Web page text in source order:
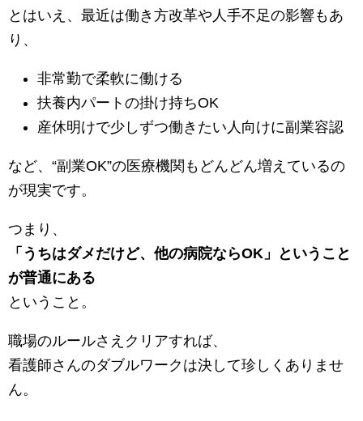
とはいえ、最近は働き方改革や人手不足の影響もあ
り、
非常勤で柔軟に働ける
扶養内パートの掛け持ちOK
産休明けで少しずつ働きたい人向けに副業容認
など、“副業OK”の医療機関もどんどん増えているの
が現実です。
つまり、
「うちはダメだけど、他の病院ならOK」ということ
が普通にある
ということ。
職場のルールさえクリアすれば、
看護師さんのダブルワークは決して珍しくありませ
ん。